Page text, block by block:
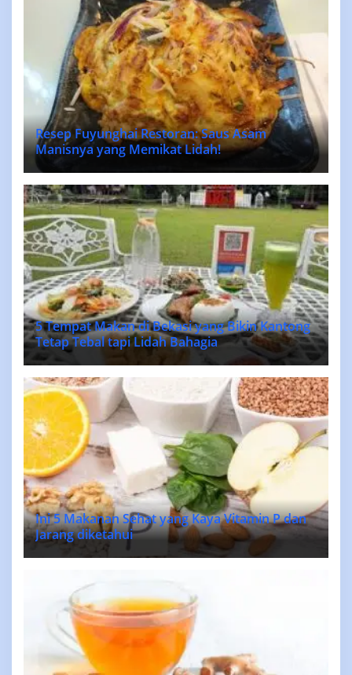
Resep Fuyunghai Restoran: Saus Asam
Manisnya yang Memikat Lidah!
5 Tempat Makan di Bekasi yang Bikin Kantong
Tetap Tebal tapi Lidah Bahagia
Ini 5 Makanan Sehat yang Kaya Vitamin P dan
Jarang diketahui